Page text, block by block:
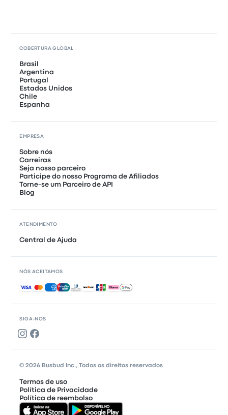
SIGA-NOS
COBERTURA GLOBAL
Brasil
Argentina
Portugal
Estados Unidos
Chile
Espanha
EMPRESA
Sobre nós
Carreiras
Seja nosso parceiro
Participe do nosso Programa de Afiliados
Torne-se um Parceiro de API
Blog
ATENDIMENTO
Central de Ajuda
NÓS ACEITAMOS
Pagamentos aceitos
© 2026 Busbud Inc., Todos os direitos reservados
Termos de uso
Política de Privacidade
Política de reembolso